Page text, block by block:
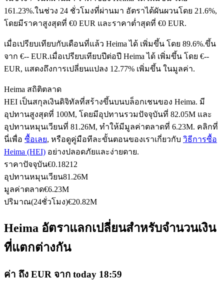
ฟิวเจอร์ส USDC
ฟิวเจอร์สที่ใช้ USDC เป็นหลักประกัน
คัดลอกการซื้อขาย
เข้าร่วมกับเทรดเดอร์ชั้นนำ
161.23%.ในช่วง 24 ชั่วโมงที่ผ่านมา อัตราได้ผันผวนโดย 21.6%,
โดยมีราคาสูงสุดที่ €0 EUR และราคาต่ำสุดที่ €0 EUR.
เมื่อเปรียบเทียบกับเดือนที่แล้ว Heima ได้ เพิ่มขึ้น โดย 89.6%.ขึ้น
จาก €-- EUR.เมื่อเปรียบเทียบปีต่อปี Heima ได้ เพิ่มขึ้น โดย €--
EUR, แสดงถึงการเปลี่ยนแปลง 12.77% เพิ่มขึ้น ในมูลค่า.
Heima สถิติตลาด
HEI เป็นสกุลเงินดิจิทัลที่สร้างขึ้นบนบล็อกเชนของ Heima. มี
อุปทานสูงสุดที่ 100M, โดยมีอุปทานรวมปัจจุบันที่ 82.05M และ
อุปทานหมุนเวียนที่ 81.26M, ทำให้มีมูลค่าตลาดที่ 6.23M. คลิกที่
นี่เพื่อ ซื้อเลย, หรือดูคู่มือทีละขั้นตอนของเราเกี่ยวกับ วิธีการซื้อ
Heima (HEI) อย่างปลอดภัยและง่ายดาย.
ราคาปัจจุบัน€0.18212
อุปทานหมุนเวียน81.26M
มูลค่าตลาด€6.23M
ปริมาณ(24ชั่วโมง)€20.82M
Heima อัตราแลกเปลี่ยนสำหรับจำนวนเงิน
ที่แตกต่างกัน
ค่า ถึง EUR จาก today 18:59